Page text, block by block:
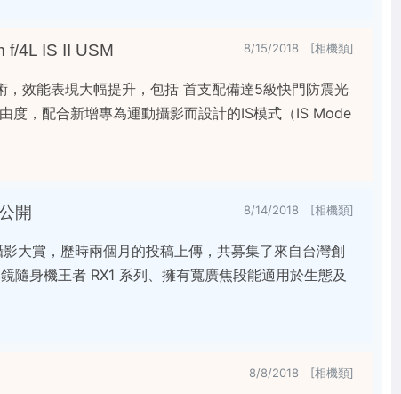
f/4L IS II USM 8/15/2018 [相機類]
效能表現大幅提升，包括 首支配備達5級快門防震光
度，配合新增專為運動攝影而設計的IS模式（IS Mode
開 8/14/2018 [相機類]
大賞，歷時兩個月的投稿上傳，共募集了來自台灣創
身機王者 RX1 系列、擁有寬廣焦段能適用於生態及
8/8/2018 [相機類]